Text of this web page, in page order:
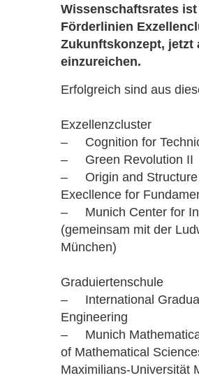
Wissenschaftsrates
Förderlinien
Zukunftskonzept, jetzt
einzureichen.
Erfolgreich sind aus
Exzellenzcluster
– Cognition for
– Green Revolution II
– Origin and Structure
Execllence for
– Munich Center for
(gemeinsam mit der
München)
Graduiertenschule
– International
Engineering
– Munich
of Mathematical
Maximilians-Universität